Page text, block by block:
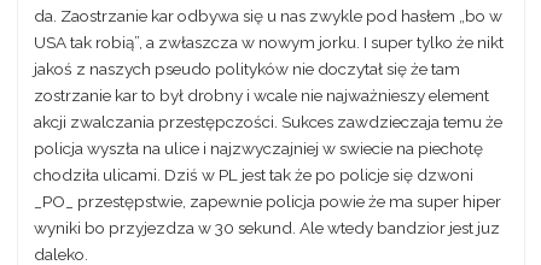
da. Zaostrzanie kar odbywa się u nas zwykle pod hasłem „bo w
USA tak robią”, a zwłaszcza w nowym jorku. I super tylko że nikt
jakoś z naszych pseudo polityków nie doczytał się że tam
zostrzanie kar to był drobny i wcale nie najważnieszy element
akcji zwalczania przestępczości. Sukces zawdzieczaja temu że
policja wyszła na ulice i najzwyczajniej w swiecie na piechotę
chodziła ulicami. Dziś w PL jest tak że po policje się dzwoni
_PO_ przestępstwie, zapewnie policja powie że ma super hiper
wyniki bo przyjezdza w 30 sekund. Ale wtedy bandzior jest juz
daleko.